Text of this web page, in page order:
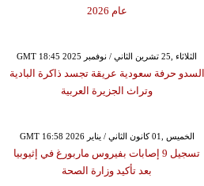
عام 2026
GMT 18:45 2025 الثلاثاء ,25 تشرين الثاني / نوفمبر
السدو حرفة سعودية عريقة تجسد ذاكرة البادية
وتراث الجزيرة العربية
GMT 16:58 2026 الخميس ,01 كانون الثاني / يناير
تسجيل 9 إصابات بفيروس ماربورغ في إثيوبيا
بعد تأكيد وزارة الصحة